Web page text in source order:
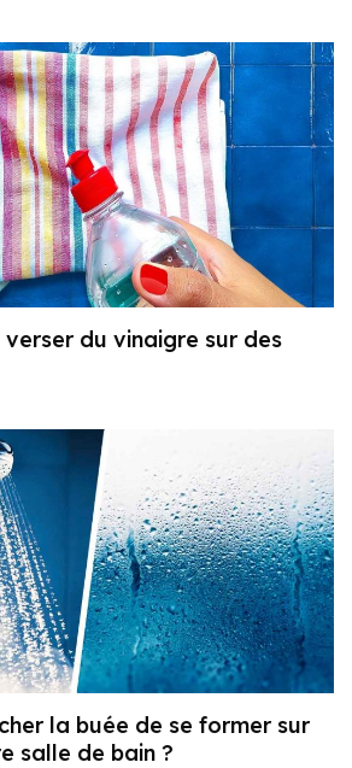
du vinaigre sur des
la buée de se former sur
salle de bain ?